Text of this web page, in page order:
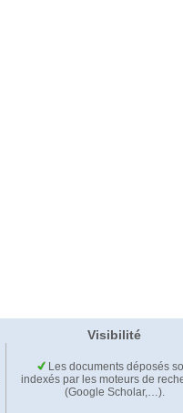
Visibilité
Les documents déposés
indexés par les moteurs de
(Google Scholar,…).